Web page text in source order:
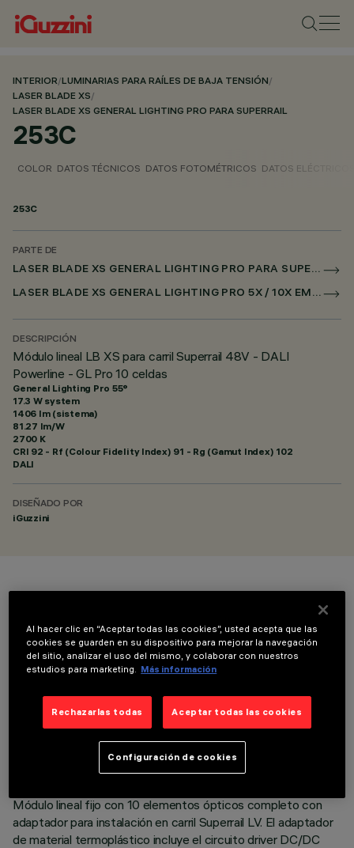
INTERIOR/LUMINARIAS PARA RAÍLES DE BAJA TENSIÓN/
LASER BLADE XS/
LASER BLADE XS GENERAL LIGHTING PRO PARA SUPERRAIL
253C
COLOR DATOS TÉCNICOS DATOS FOTOMÉTRICOS DATOS
253C
PARTE DE
LASER BLADE XS GENERAL LIGHTING PRO PARA SUPERRAIL
LASER BLADE XS GENERAL LIGHTING PRO 5X / 10X EMPOTRADO PARA SUPERRAIL DALI POWERLINE
DESCRIPCIÓN
Módulo lineal LB XS para carril Superrail 48V - DALI
Powerline - GL Pro 10 celdas
General Lighting Pro 55°
17.3 W system
1406 lm (sistema)
81.27 lm/W
2700 K
CRI 92 - Rf (Colour Fidelity Index) 91 - Rg (Gamut Index) 102
DALI
DISEÑADO POR
iGuzzini
COLOR
DATOS TÉCNICOS
Módulo lineal fijo con 10 elementos ópticos completo con
adaptador para instalación en carril Superrail LV. El adaptador
de material termoplástico incluye el circuito driver DC/DC
Al hacer clic en “Aceptar todas las cookies”, usted acepta que las
cookies se guarden en su dispositivo para mejorar la navegación
del sitio, analizar el uso del mismo, y colaborar con nuestros
estudios para marketing. Más información
Rechazarlas todas Aceptar todas las cookies
Configuración de cookies